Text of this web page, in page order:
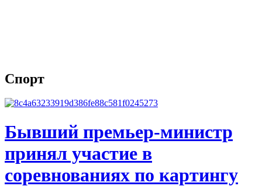
Спорт
Бывший премьер-министр
принял участие в
соревнованиях по картингу